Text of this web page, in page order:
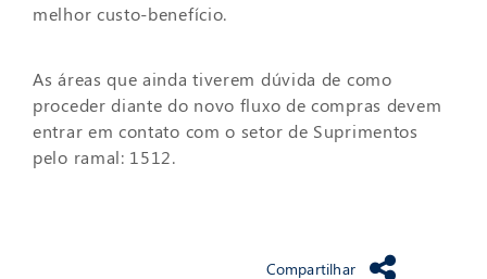
melhor custo-benefício.
As áreas que ainda tiverem dúvida de como
proceder diante do novo fluxo de compras devem
entrar em contato com o setor de Suprimentos
pelo ramal: 1512.
Compartilhar